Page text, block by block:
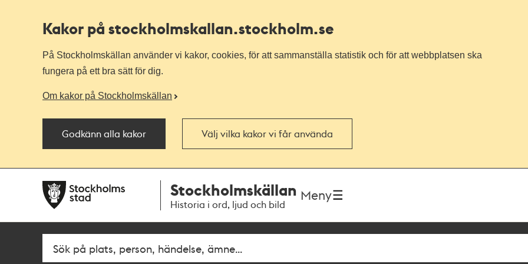
Kakor på stockholmskallan.stockholm.se
På Stockholmskällan använder vi kakor, cookies, för att sammanställa statistik och för att webbplatsen ska
fungera på ett bra sätt för dig.
Om kakor på Stockholmskällan
Godkänn alla kakor Välj vilka kakor vi får använda
navigationen
huvudinnehållet
Stockholmskällan
Historia i ord, ljud och bild
Meny
SökFritextsök